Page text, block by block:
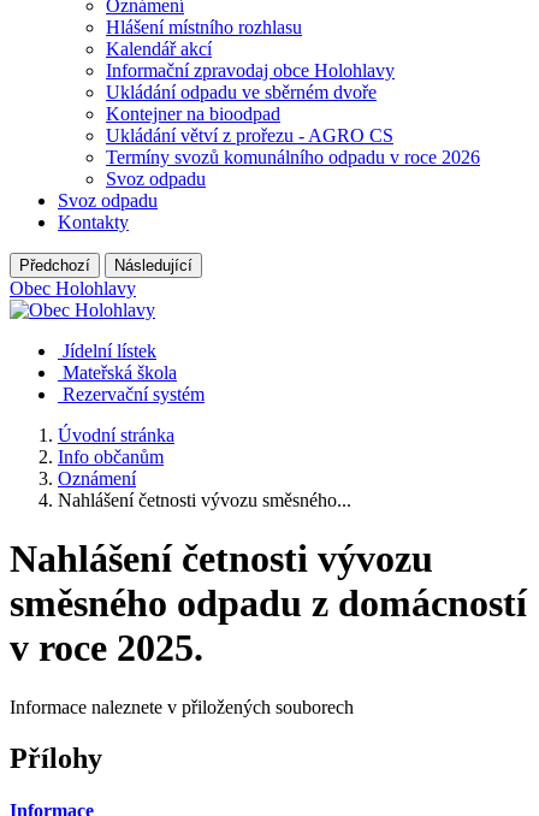
Oznámení
Hlášení místního rozhlasu
Kalendář akcí
Informační zpravodaj obce Holohlavy
Ukládání odpadu ve sběrném dvoře
Kontejner na bioodpad
Ukládání větví z prořezu - AGRO CS
Termíny svozů komunálního odpadu v roce 2026
Svoz odpadu
Svoz odpadu
Kontakty
Předchozí Následující
Obec Holohlavy
Jídelní lístek
Mateřská škola
Rezervační systém
Úvodní stránka
Info občanům
Oznámení
Nahlášení četnosti vývozu směsného...
Nahlášení četnosti vývozu
směsného odpadu z domácností
v roce 2025.
Informace naleznete v přiložených souborech
Přílohy
Informace